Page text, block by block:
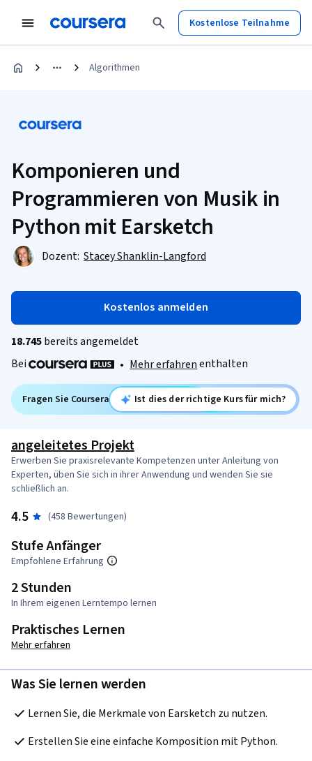
Kostenlose Teilnahme
Algorithmen
Komponieren und
Programmieren von Musik in
Python mit Earsketch
Dozent: Stacey Shanklin-Langford
Kostenlos anmelden
18.745bereits angemeldet
Bei
• Mehr erfahrenenthalten
Fragen Sie Coursera Ist dies der richtige Kurs für mich?
angeleitetes Projekt
Erwerben Sie praxisrelevante Kompetenzen unter Anleitung von
Experten, üben Sie sich in ihrer Anwendung und wenden Sie sie
schließlich an.
4.5 (458 Bewertungen)
Stufe Anfänger
Empfohlene Erfahrung
2 Stunden
In Ihrem eigenen Lerntempo lernen
Praktisches Lernen
Mehr erfahren
Was Sie lernen werden
Lernen Sie, die Merkmale von Earsketch zu nutzen.
Erstellen Sie eine einfache Komposition mit Python.